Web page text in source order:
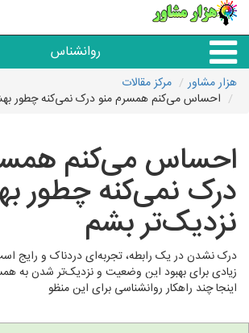
روانشناس
همه مراکز روانشناسی
گروه روانشناسی
هزار مشاور
مرکز مقالات
احساس می‌کنم همسرم منو درک نمی‌کنه چطور
احساس می‌کنم
درک نمی‌کنه چطور
نزدیک‌تر بشم
درک نشدن در یک رابطه، تجربه‌ای دردناک و رایج
زیادی برای بهبود این وضعیت و نزدیک‌تر شدن به
اینجا چند راهکار روانشناسی برای این منظو